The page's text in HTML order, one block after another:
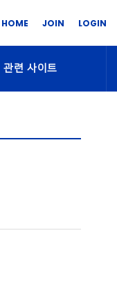
HOME JOIN LOGIN
관련 사이트